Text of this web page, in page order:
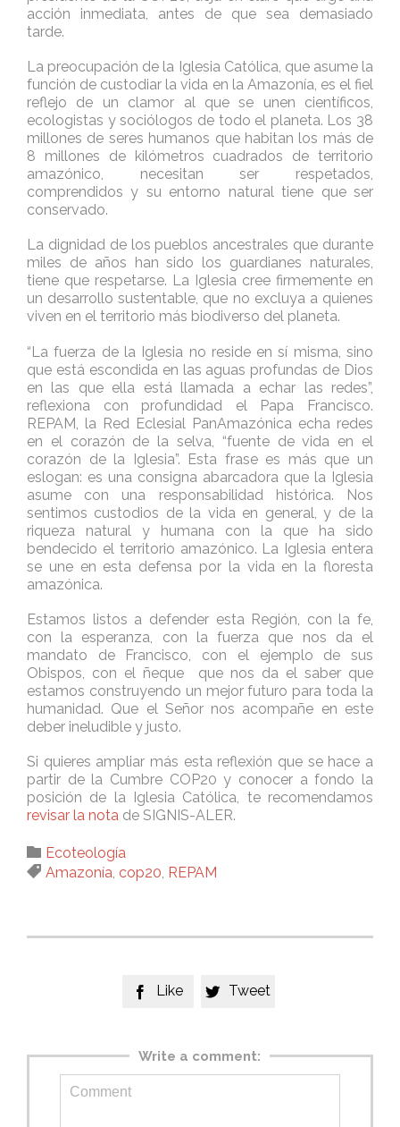
acción inmediata, antes de que sea demasiado
tarde.
La preocupación de la Iglesia Católica, que asume la
función de custodiar la vida en la Amazonía, es el fiel
reflejo de un clamor al que se unen científicos,
ecologistas y sociólogos de todo el planeta. Los 38
millones de seres humanos que habitan los más de
8 millones de kilómetros cuadrados de territorio
amazónico, necesitan ser respetados,
comprendidos y su entorno natural tiene que ser
conservado.
La dignidad de los pueblos ancestrales que durante
miles de años han sido los guardianes naturales,
tiene que respetarse. La Iglesia cree firmemente en
un desarrollo sustentable, que no excluya a quienes
viven en el territorio más biodiverso del planeta.
“La fuerza de la Iglesia no reside en sí misma, sino
que está escondida en las aguas profundas de Dios
en las que ella está llamada a echar las redes”,
reflexiona con profundidad el Papa Francisco.
REPAM, la Red Eclesial PanAmazónica echa redes
en el corazón de la selva, “fuente de vida en el
corazón de la Iglesia”. Esta frase es más que un
eslogan: es una consigna abarcadora que la Iglesia
asume con una responsabilidad histórica. Nos
sentimos custodios de la vida en general, y de la
riqueza natural y humana con la que ha sido
bendecido el territorio amazónico. La Iglesia entera
se une en esta defensa por la vida en la floresta
amazónica.
Estamos listos a defender esta Región, con la fe,
con la esperanza, con la fuerza que nos da el
mandato de Francisco, con el ejemplo de sus
Obispos, con el ñeque que nos da el saber que
estamos construyendo un mejor futuro para toda la
humanidad. Que el Señor nos acompañe en este
deber ineludible y justo.
Si quieres ampliar más esta reflexión que se hace a
partir de la Cumbre COP20 y conocer a fondo la
posición de la Iglesia Católica, te recomendamos
revisar la nota de SIGNIS-ALER.
 Category
Ecoteología
 Tags
Amazonía, cop20, REPAM
 Like  Tweet
Write a comment: